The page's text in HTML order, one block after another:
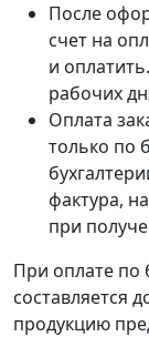
После
счет на
и
рабочих
Оплата
только по
фактура,
при
При оплате по
составляется
продукцию